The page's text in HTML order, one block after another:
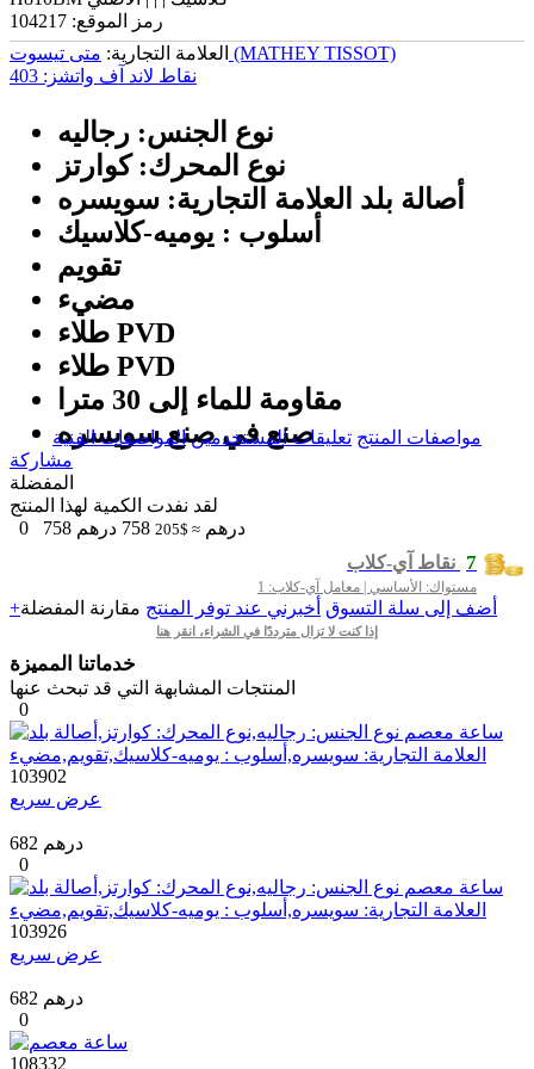
رمز الموقع: 104217
العلامة التجارية: متی تیسوت (MATHEY TISSOT)
نقاط لاند آف واتشز: 403
نوع الجنس: رجالیه
نوع المحرك: كوارتز
أصالة بلد العلامة التجارية: سويسره
أسلوب : يومیه-كلاسيك
تقويم
مضيء
طلاء PVD
طلاء PVD
مقاومة للماء إلى 30 مترا
صنع في صنع سویسره
مواصفات المنتج تعليقات المستخدمين المواصفات الفنية
مشاركة
المفضلة
لقد نفدت الكمية لهذا المنتج
0
758 درهم ≈ $205
758 درهم
7 نقاط آي-كلاب
مستواك: الأساسي | معامل آي-كلاب: 1
+أضف إلى سلة التسوق أخبرني عند توفر المنتج مقارنة المفضلة
إذا كنت لا تزال مترددًا في الشراء، انقر هنا
خدماتنا المميزة
المنتجات المشابهة التي قد تبحث عنها
0
103902
عرض سريع
682 درهم
0
103926
عرض سريع
682 درهم
0
108332